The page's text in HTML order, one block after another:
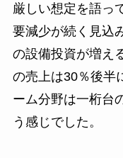
厳しい想定を語っ
要減少が続く見込
の設備投資が増え
の売上は30％後半
ーム分野は一桁台
う感じでした。